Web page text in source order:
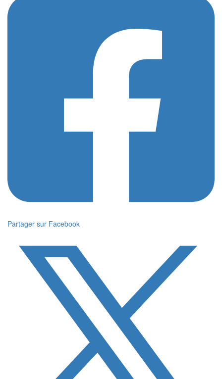
Partager sur Facebook